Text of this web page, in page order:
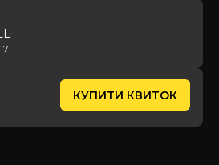
7
КУПИТИ КВИТОК